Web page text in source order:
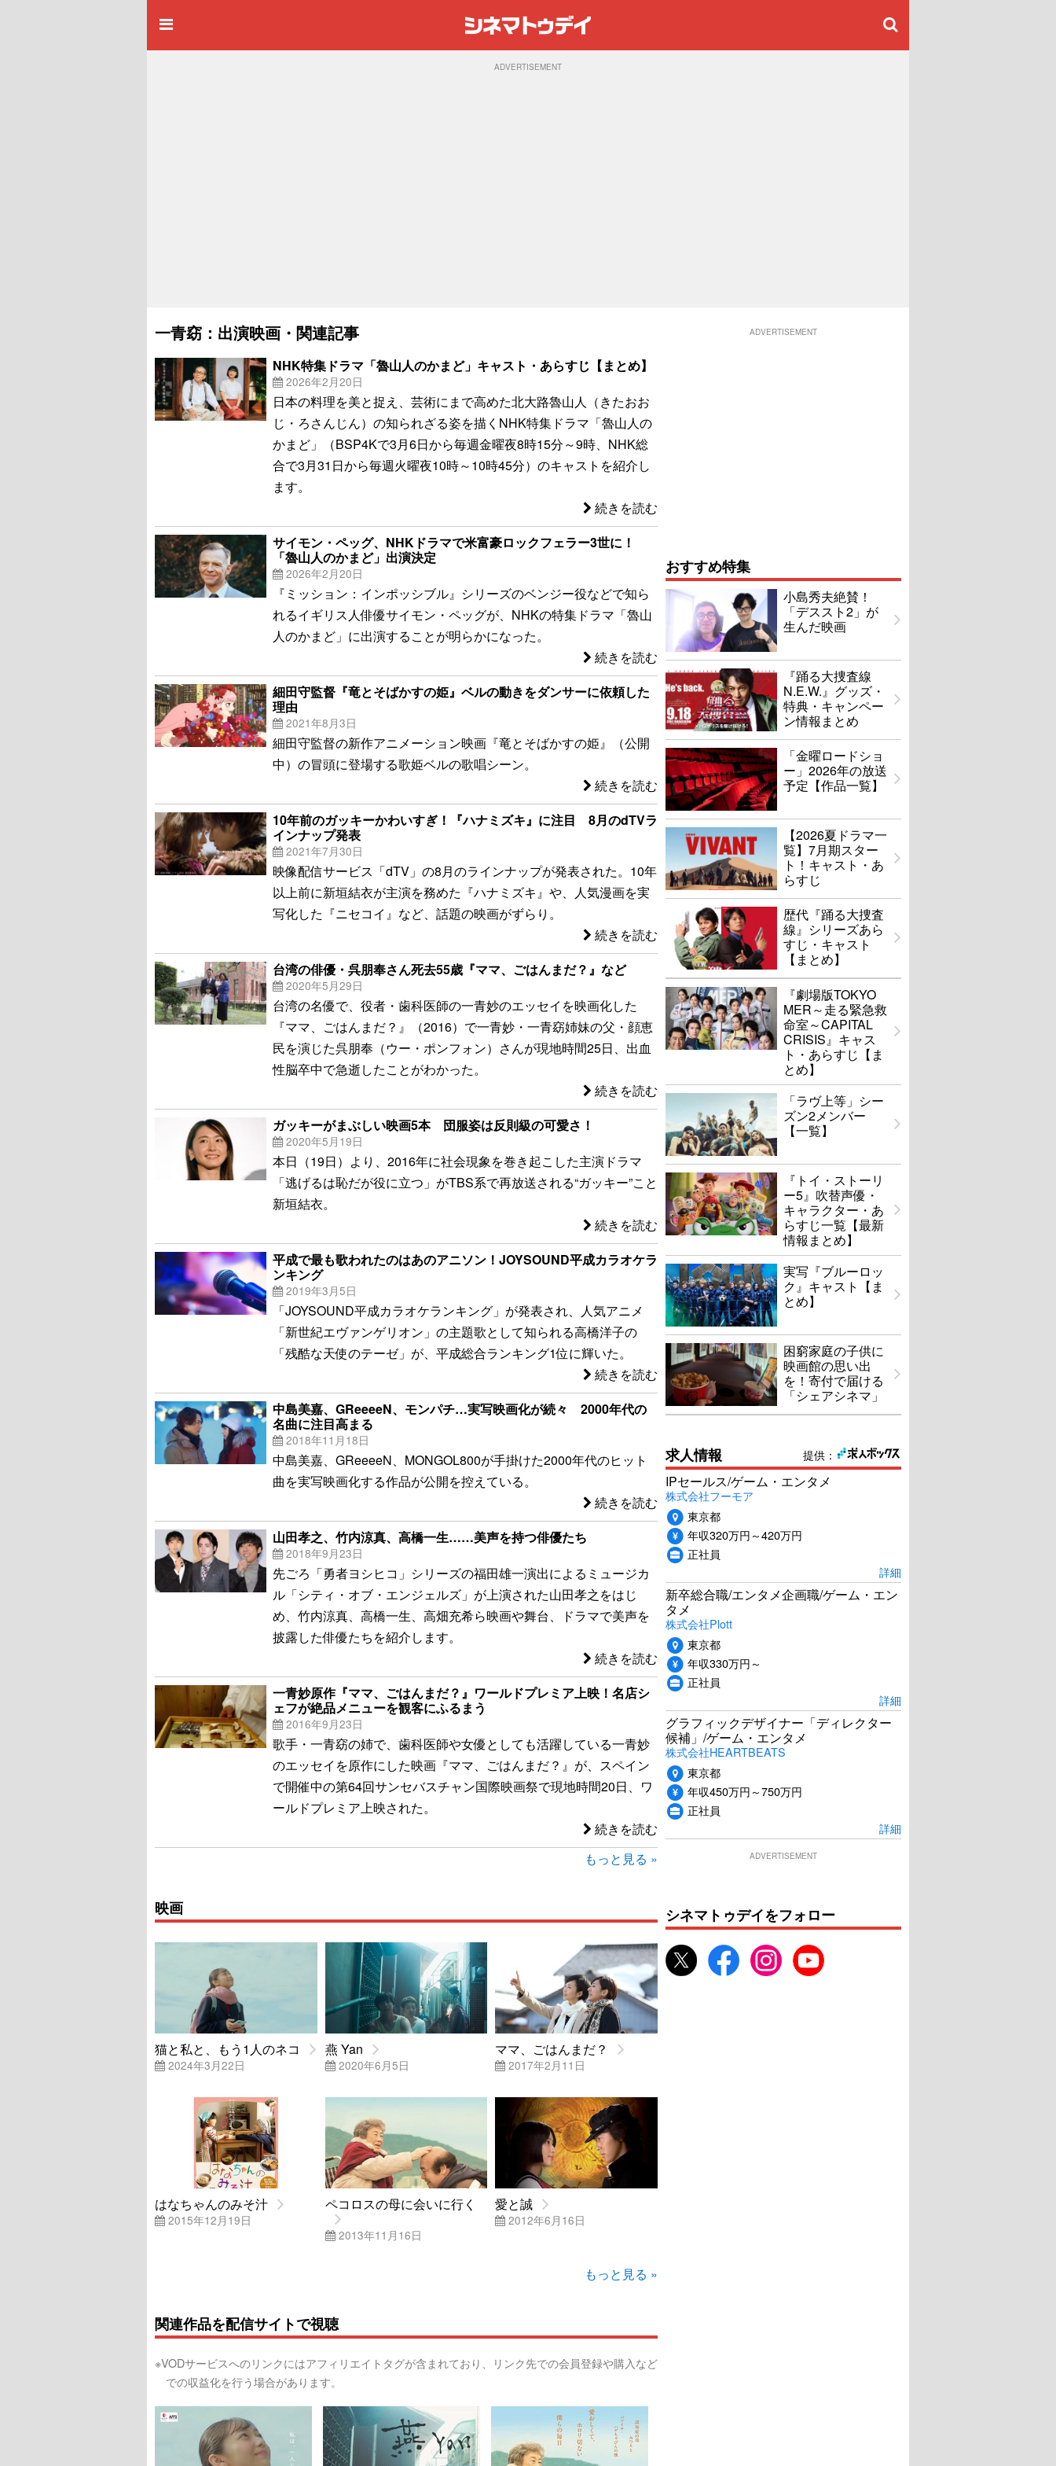
ADVERTISEMENT
一青窈：出演映画・関連記事
NHK特集ドラマ「魯山人のかまど」キャスト・あらすじ【まとめ】
2026年2月20日
日本の料理を美と捉え、芸術にまで高めた北大路魯山人（きたおお
じ・ろさんじん）の知られざる姿を描くNHK特集ドラマ「魯山人の
かまど」（BSP4Kで3月6日から毎週金曜夜8時15分～9時、NHK総
合で3月31日から毎週火曜夜10時～10時45分）のキャストを紹介し
ます。
続きを読む
サイモン・ペッグ、NHKドラマで米富豪ロックフェラー3世に！
「魯山人のかまど」出演決定
2026年2月20日
『ミッション：インポッシブル』シリーズのベンジー役などで知ら
れるイギリス人俳優サイモン・ペッグが、NHKの特集ドラマ「魯山
人のかまど」に出演することが明らかになった。
続きを読む
細田守監督『竜とそばかすの姫』ベルの動きをダンサーに依頼した
理由
2021年8月3日
細田守監督の新作アニメーション映画『竜とそばかすの姫』（公開
中）の冒頭に登場する歌姫ベルの歌唱シーン。
続きを読む
10年前のガッキーかわいすぎ！『ハナミズキ』に注目 8月のdTVラ
インナップ発表
2021年7月30日
映像配信サービス「dTV」の8月のラインナップが発表された。10年
以上前に新垣結衣が主演を務めた『ハナミズキ』や、人気漫画を実
写化した『ニセコイ』など、話題の映画がずらり。
続きを読む
台湾の俳優・呉朋奉さん死去55歳『ママ、ごはんまだ？』など
2020年5月29日
台湾の名優で、役者・歯科医師の一青妙のエッセイを映画化した
『ママ、ごはんまだ？』（2016）で一青妙・一青窈姉妹の父・顔恵
民を演じた呉朋奉（ウー・ポンフォン）さんが現地時間25日、出血
性脳卒中で急逝したことがわかった。
続きを読む
ガッキーがまぶしい映画5本 団服姿は反則級の可愛さ！
2020年5月19日
本日（19日）より、2016年に社会現象を巻き起こした主演ドラマ
「逃げるは恥だが役に立つ」がTBS系で再放送される“ガッキー”こと
新垣結衣。
続きを読む
平成で最も歌われたのはあのアニソン！JOYSOUND平成カラオケラ
ンキング
2019年3月5日
「JOYSOUND平成カラオケランキング」が発表され、人気アニメ
「新世紀エヴァンゲリオン」の主題歌として知られる高橋洋子の
「残酷な天使のテーゼ」が、平成総合ランキング1位に輝いた。
続きを読む
中島美嘉、GReeeeN、モンパチ…実写映画化が続々 2000年代の
名曲に注目高まる
2018年11月18日
中島美嘉、GReeeeN、MONGOL800が手掛けた2000年代のヒット
曲を実写映画化する作品が公開を控えている。
続きを読む
山田孝之、竹内涼真、高橋一生……美声を持つ俳優たち
2018年9月23日
先ごろ「勇者ヨシヒコ」シリーズの福田雄一演出によるミュージカ
ル「シティ・オブ・エンジェルズ」が上演された山田孝之をはじ
め、竹内涼真、高橋一生、高畑充希ら映画や舞台、ドラマで美声を
披露した俳優たちを紹介します。
続きを読む
一青妙原作『ママ、ごはんまだ？』ワールドプレミア上映！名店シ
ェフが絶品メニューを観客にふるまう
2016年9月23日
歌手・一青窈の姉で、歯科医師や女優としても活躍している一青妙
のエッセイを原作にした映画『ママ、ごはんまだ？』が、スペイン
で開催中の第64回サンセバスチャン国際映画祭で現地時間20日、ワ
ールドプレミア上映された。
続きを読む
もっと見る »
映画
猫と私と、もう1人のネコ
2024年3月22日
燕 Yan
2020年6月5日
ママ、ごはんまだ？
2017年2月11日
はなちゃんのみそ汁
2015年12月19日
ペコロスの母に会いに行く
2013年11月16日
愛と誠
2012年6月16日
もっと見る »
関連作品を配信サイトで視聴
※VODサービスへのリンクにはアフィリエイトタグが含まれており、リンク先での会員登録や購入など
での収益化を行う場合があります。
ADVERTISEMENT
おすすめ特集
小島秀夫絶賛！
「デススト2」が
生んだ映画
『踊る大捜査線
N.E.W.』グッズ・
特典・キャンペー
ン情報まとめ
「金曜ロードショ
ー」2026年の放送
予定【作品一覧】
【2026夏ドラマ一
覧】7月期スター
ト！キャスト・あ
らすじ
歴代『踊る大捜査
線』シリーズあら
すじ・キャスト
【まとめ】
『劇場版TOKYO
MER～走る緊急救
命室～CAPITAL
CRISIS』キャス
ト・あらすじ【ま
とめ】
「ラヴ上等」シー
ズン2メンバー
【一覧】
『トイ・ストーリ
ー5』吹替声優・
キャラクター・あ
らすじ一覧【最新
情報まとめ】
実写『ブルーロッ
ク』キャスト【ま
とめ】
困窮家庭の子供に
映画館の思い出
を！寄付で届ける
「シェアシネマ」
提供：
求人情報
IPセールス/ゲーム・エンタメ
株式会社フーモア
東京都
年収320万円～420万円
正社員
詳細
新卒総合職/エンタメ企画職/ゲーム・エン
タメ
株式会社Plott
東京都
年収330万円～
正社員
詳細
グラフィックデザイナー「ディレクター
候補」/ゲーム・エンタメ
株式会社HEARTBEATS
東京都
年収450万円～750万円
正社員
詳細
ADVERTISEMENT
シネマトゥデイをフォロー